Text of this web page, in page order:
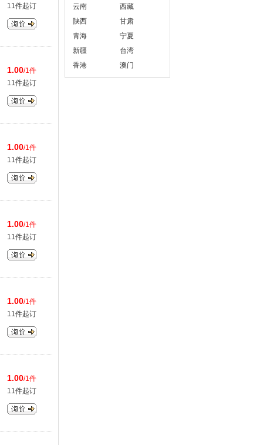
11件起订
1.00/1件
11件起订
1.00/1件
11件起订
1.00/1件
11件起订
1.00/1件
11件起订
1.00/1件
11件起订
云南
西藏
陕西
甘肃
青海
宁夏
新疆
台湾
香港
澳门